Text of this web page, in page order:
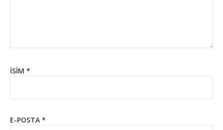
İSIM *
E-POSTA *